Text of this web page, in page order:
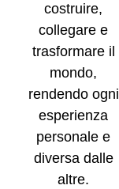
costruire,
collegare e
trasformare il
mondo,
rendendo ogni
esperienza
personale e
diversa dalle
altre.